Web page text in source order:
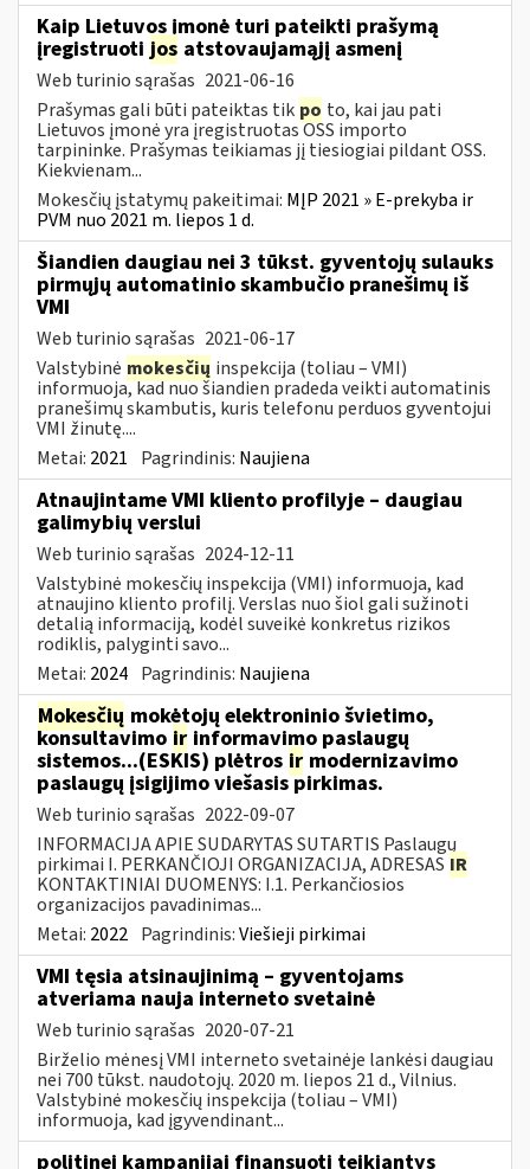
Kaip Lietuvos įmonė turi pateikti prašymą
įregistruoti jos atstovaujamąjį asmenį
Web turinio sąrašas 2021-06-16
Prašymas gali būti pateiktas tik po to, kai jau pati
Lietuvos įmonė yra įregistruotas OSS importo
tarpininke. Prašymas teikiamas jį tiesiogiai pildant OSS.
Kiekvienam...
Mokesčių įstatymų pakeitimai: MĮP 2021 » E-prekyba ir
PVM nuo 2021 m. liepos 1 d.
Šiandien daugiau nei 3 tūkst. gyventojų sulauks
pirmųjų automatinio skambučio pranešimų iš
VMI
Web turinio sąrašas 2021-06-17
Valstybinė mokesčių inspekcija (toliau – VMI)
informuoja, kad nuo šiandien pradeda veikti automatinis
pranešimų skambutis, kuris telefonu perduos gyventojui
VMI žinutę....
Metai: 2021 Pagrindinis: Naujiena
Atnaujintame VMI kliento profilyje – daugiau
galimybių verslui
Web turinio sąrašas 2024-12-11
Valstybinė mokesčių inspekcija (VMI) informuoja, kad
atnaujino kliento profilį. Verslas nuo šiol gali sužinoti
detalią informaciją, kodėl suveikė konkretus rizikos
rodiklis, palyginti savo...
Metai: 2024 Pagrindinis: Naujiena
Mokesčių mokėtojų elektroninio švietimo,
konsultavimo ir informavimo paslaugų
sistemos...(ESKIS) plėtros ir modernizavimo
paslaugų įsigijimo viešasis pirkimas.
Web turinio sąrašas 2022-09-07
INFORMACIJA APIE SUDARYTAS SUTARTIS Paslaugų
pirkimai I. PERKANČIOJI ORGANIZACIJA, ADRESAS IR
KONTAKTINIAI DUOMENYS: I.1. Perkančiosios
organizacijos pavadinimas...
Metai: 2022 Pagrindinis:Viešieji pirkimai
VMI tęsia atsinaujinimą – gyventojams
atveriama nauja interneto svetainė
Web turinio sąrašas 2020-07-21
Birželio mėnesį VMI interneto svetainėje lankėsi daugiau
nei 700 tūkst. naudotojų. 2020 m. liepos 21 d., Vilnius.
Valstybinė mokesčių inspekcija (toliau – VMI)
informuoja, kad įgyvendinant...
politinei kampanijai finansuoti teikiantys